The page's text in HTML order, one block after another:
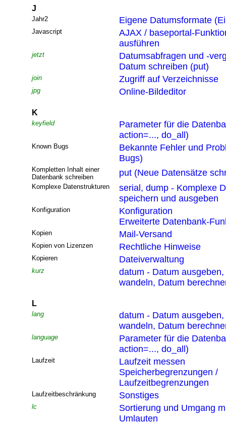
J
Jahr2 Eigene Datumsformate
Javascript
AJAX / baseportal-
ausführen
jetzt
Datumsabfragen und -
Datum schreiben (put)
join Zugriff auf Verzeichnisse
jpg Online-Bildeditor
K
keyfield
Parameter für die
action=..., do_all)
Known Bugs
Bekannte Fehler und
Bugs)
Kompletten Inhalt einer
Datenbank schreiben
put (Neue Datensätze
Komplexe Datenstrukturen
serial, dump - Komplexe
speichern und ausgeben
Konfiguration
Konfiguration
Erweiterte Datenbank-
Kopien Mail-Versand
Kopien von Lizenzen Rechtliche Hinweise
Kopieren Dateiverwaltung
kurz
datum - Datum
wandeln, Datum
L
lang
datum - Datum
wandeln, Datum
language
Parameter für die
action=..., do_all)
Laufzeit
Laufzeit messen
Speicherbegrenzungen /
Laufzeitbegrenzungen
Laufzeitbeschränkung Sonstiges
lc
Sortierung und Umgang
Umlauten